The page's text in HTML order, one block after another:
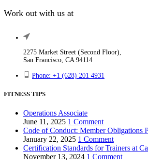
Work out with us at
2275 Market Street (Second Floor),
San Francisco, CA 94114
Phone: +1 (628) 201 4931
FITNESS TIPS
Operations Associate
June 11, 2025 1 Comment
Code of Conduct: Member Obligations
January 22, 2025 1 Comment
Certification Standards for Trainers at
November 13, 2024 1 Comment